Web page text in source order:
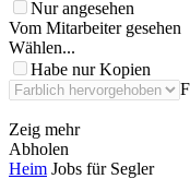
Nur angesehen
Vom Mitarbeiter gesehen
Wählen...
Habe nur Kopien
Zeig mehr
Abholen
Heim Jobs für Segler